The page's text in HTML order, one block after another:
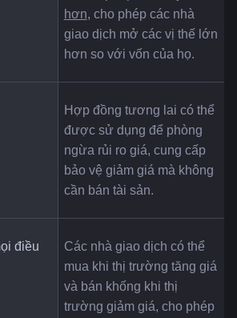
hơn, cho phép các nhà
giao dịch mở các vị thế lớn
hơn so với vốn của họ.
Hợp đồng tương lai có thể
được sử dụng để phòng
ngừa rủi ro giá, cung cấp
bảo vệ giảm giá mà không
cần bán tài sản.
điều
Các nhà giao dịch có thể
mua khi thị trường tăng giá
và bán khống khi thị
trường giảm giá, cho phép